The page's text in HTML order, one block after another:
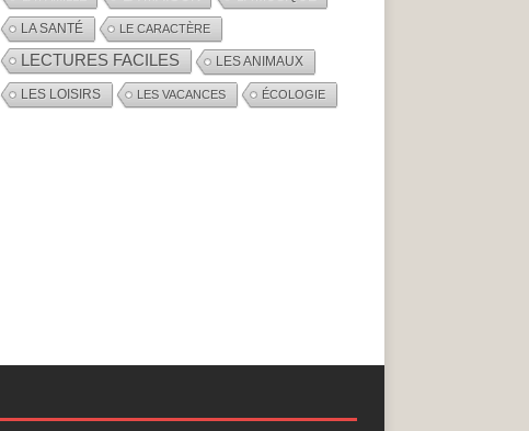
LA SANTÉ LE CARACTÈRE
LECTURES FACILES LES ANIMAUX
LES LOISIRS LES VACANCES ÉCOLOGIE